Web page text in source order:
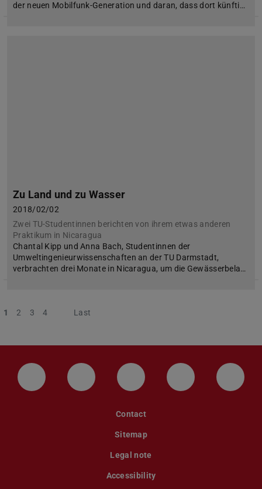
der neuen Mobilfunk-Generation und daran, dass dort künfti…
Zu Land und zu Wasser
2018/02/02
Zwei TU-Studentinnen berichten von ihrem etwas anderen
Praktikum in Nicaragua
Chantal Kipp und Anna Bach, Studentinnen der
Umweltingenieurwissenschaften an der TU Darmstadt,
verbrachten drei Monate in Nicaragua, um die Gewässerbela…
1 2 3 4 Next
Last
LinkedIn-Seite der TU Darmstadt
Instagram-Kanal der TU
Bluesky-Kanal der TU
Facebook-
Contact
Sitemap
Legal note
Accessibility